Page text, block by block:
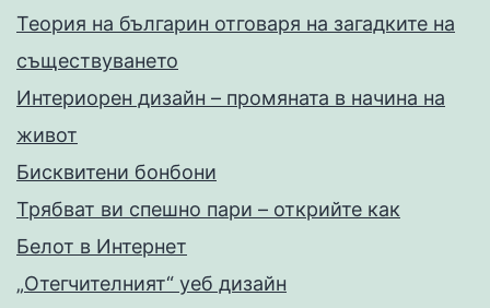
Теория на българин отговаря на загадките на
съществуването
Интериорен дизайн – промяната в начина на
живот
Бисквитени бонбони
Трябват ви спешно пари – открийте как
Белот в Интернет
„Отегчителният“ уеб дизайн